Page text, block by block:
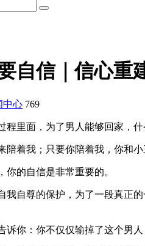
自信｜信心重
中心 769
程里面，为了男人能够回家，什
陪着我；只要你陪着我，你和
你的自信是非常重要的。
我自尊的保护，为了一段真正
诉你：你不仅仅输掉了这个男